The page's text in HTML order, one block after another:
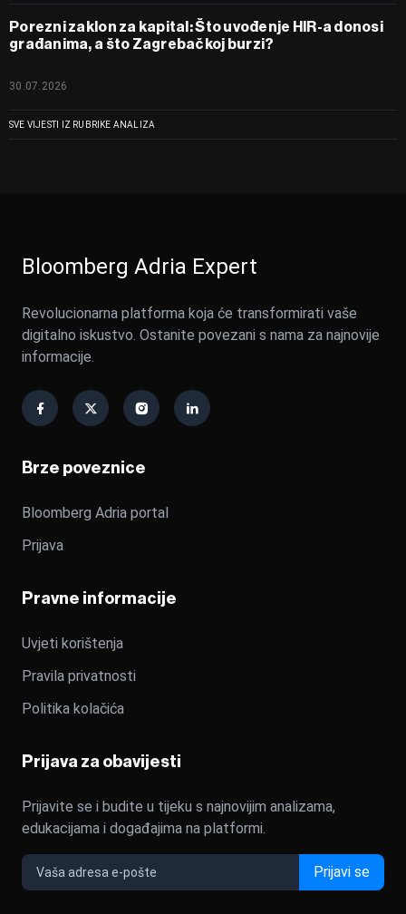
Porezni zaklon za kapital: Što uvođenje HIR-a donosi
građanima, a što Zagrebačkoj burzi?
30.07.2026
SVE VIJESTI IZ RUBRIKE ANALIZA
Bloomberg Adria Expert
Revolucionarna platforma koja će transformirati vaše
digitalno iskustvo. Ostanite povezani s nama za najnovije
informacije.
Brze poveznice
Bloomberg Adria portal
Prijava
Pravne informacije
Uvjeti korištenja
Pravila privatnosti
Politika kolačića
Prijava za obavijesti
Prijavite se i budite u tijeku s najnovijim analizama,
edukacijama i događajima na platformi.
Prijavi se